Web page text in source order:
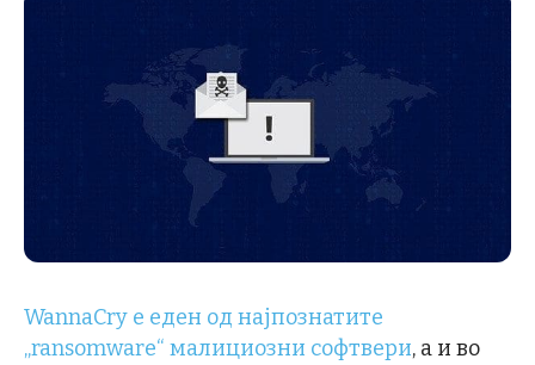
WannaCry е еден од најпознатите
„ransomware“ малициозни софтвери, а и во